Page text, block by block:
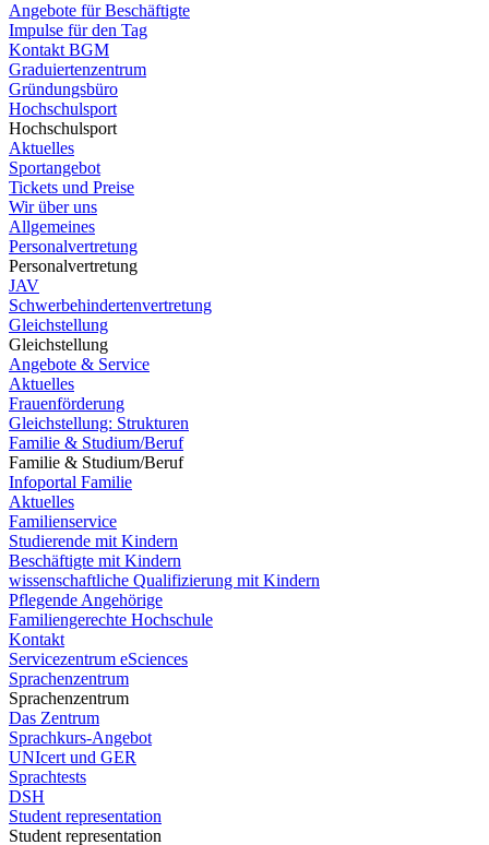
Angebote für Beschäftigte
Impulse für den Tag
Kontakt BGM
Graduiertenzentrum
Gründungsbüro
Hochschulsport
Hochschulsport
Aktuelles
Sportangebot
Tickets und Preise
Wir über uns
Allgemeines
Personalvertretung
Personalvertretung
JAV
Schwerbehindertenvertretung
Gleichstellung
Gleichstellung
Angebote & Service
Aktuelles
Frauenförderung
Gleichstellung: Strukturen
Familie & Studium/Beruf
Familie & Studium/Beruf
Infoportal Familie
Aktuelles
Familienservice
Studierende mit Kindern
Beschäftigte mit Kindern
wissenschaftliche Qualifizierung mit Kindern
Pflegende Angehörige
Familiengerechte Hochschule
Kontakt
Servicezentrum eSciences
Sprachenzentrum
Sprachenzentrum
Das Zentrum
Sprachkurs-Angebot
UNIcert und GER
Sprachtests
DSH
Student representation
Student representation